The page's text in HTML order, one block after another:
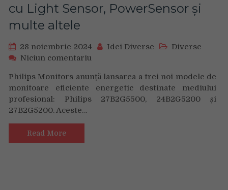
cu Light Sensor, PowerSensor și
multe altele
28 noiembrie 2024 Idei Diverse
Diverse
Niciun comentariu
monitoare
Philips
27B2G5500,
Philips Monitors anunță lansarea a trei noi modele de
monitoare eficiente energetic destinate mediului
profesional: Philips 27B2G5500, 24B2G5200 și
27B2G5200. Aceste…
Read More